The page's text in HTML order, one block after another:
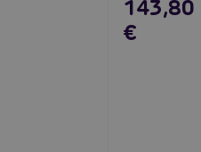
143,80
€